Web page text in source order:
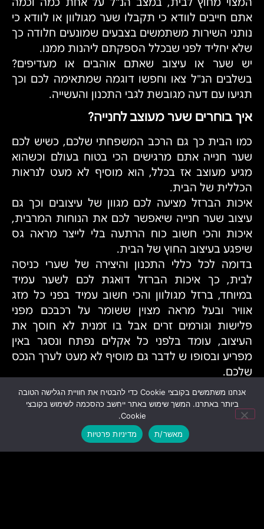
אתם חייבים לוודא כי תקבלו שער מגולוון או לוודא כי
נותני השירות משתמשים בצבעים שמונעים חלודה כך
שלא יחליד לפני שבכלל הספקתם ליהנות ממנו.
יש שער או עיצוב שאתם אוהבים או מעדיפים?
בשלבים הנ"ל צאו וחפשו דוגמה שמתאימה לכם וכך
תגיעו עם דעה מגובשת לגבי התכנון והעשייה.
איך בוחרים שער מעוצב לחנייה?
כמו הבית כך גם הרכב המשפחתי שלכם, כשיש לכם
שער חנייה אתם מרגישים הכי בטוח בעולם וכשהוא
מגיע מעוצב אז בכלל, הוא מוסיף לא מעט לנראות
הכללית של הבית.
איכות הברזל מציעה לכם מגוון של עיצובים וכך גם
עיצוב שער חנייה שיאפשר לכם את הנוחות המרבית,
איכות והכי חשוב כוח הרתעה בלי לייצר מראה גס
שיפגע בעיצוב החוץ של הבית.
בדומה לכל כללי התכנון והיצירה של שערי כניסה
לבית, כך איכות הברזל דואגת לכם לשער עמיד
במיוחד, ברזל מגולוון והכי חשוב עמיד בפני כל מזג
אוויר ובעל מראה מצוין ששומר על רכבכם מפני
פלישות וגורמים זרים אבל בו זמנית לא חוסך את
העיצוב, עומד בלפני כל אקלים נפתח ונסגר באין
מפריע ובסופו ש לדבר גם מוסיף לא מעט לערך הנכס
שלכם.
צריכים שער חנייה או שער לחצר? אם אתם מחפשים
שערים חכמים לנו באיכות הברזל יש את כל
האפשרויות והכלים לייצר לכם אחד כזה. צרו קשר
באתר שלנו ואנו נעשה כבר את כל השאר.
אנחנו משתמשים בקובצי Cookie כדי להבטיח את חוויית הגלישה הטובה
ביותר באתרנו. המשך שימוש באתר ייחשב כהסכמה לשימוש בקובצי
Cookie.
מאשר/ת
מדיניות פרטיות לוואטסאפ לשיחת טלפון